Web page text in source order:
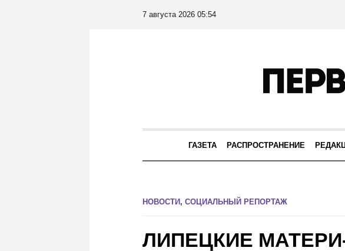
7 августа 2026 05:54
ГАЗЕТА РАСПРОСТРАНЕНИЕ
НОВОСТИ , СОЦИАЛЬНЫЙ РЕПОРТАЖ
ЛИПЕЦКИЕ